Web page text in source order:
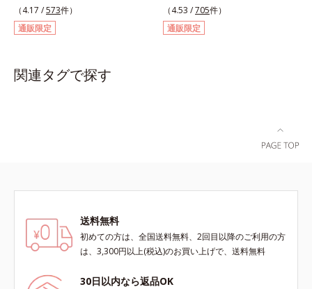
シェイクです。サクサクッと噛める
食感豊かな大豆フレークが、噛むこ
とで食欲を満たしてくれます。さら
感をアップ。豊富な栄養素でキレイ
（4.17 /573件）
通販限定
しめます。。胃腸にやさしい0kcal
の、ダイエット中にうれしいプ―ア
ール茶です。ホットでもアイスでも
（ボッショクシサン）がダイエット
（4.53 /705件）
通販限定
関連タグで探す
送料無料
初めての方は、全国送料無料、2回目以降のご利用の方
は、3,300円以上(税込)のお買い上げで、送料無料
30日以内なら返品OK